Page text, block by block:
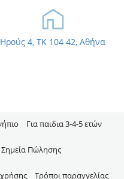
Ηρούς 4, TK 104 42, Αθήνα
Για παιδια 3-4-5 ετών
Σημεία Πώλησης
Τρόποι παραγγελίας